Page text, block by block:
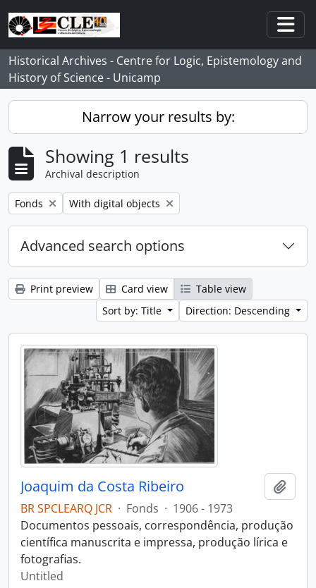
Skip to main content
Historical Archives - Centre for Logic, Epistemology and
History of Science - Unicamp
Narrow your results by:
Showing 1 results
Archival description
Remove filter:
Fonds Remove filter:
With digital objects
Advanced search options
Print preview Card view
Table view
Sort by: Title
Direction: Descending
Joaquim da Costa Ribeiro
BR SPCLEARQ JCR · Fonds · 1906 - 1973
Documentos pessoais, correspondência, produção
científica manuscrita e impressa, produção lírica e
fotografias.
Untitled